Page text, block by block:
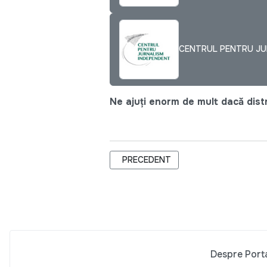
CENTRUL PENTRU
Ne ajuți enorm de mult dacă
ARTICOL PRECEDENT: PENTRU O
PRECEDENT
Despre